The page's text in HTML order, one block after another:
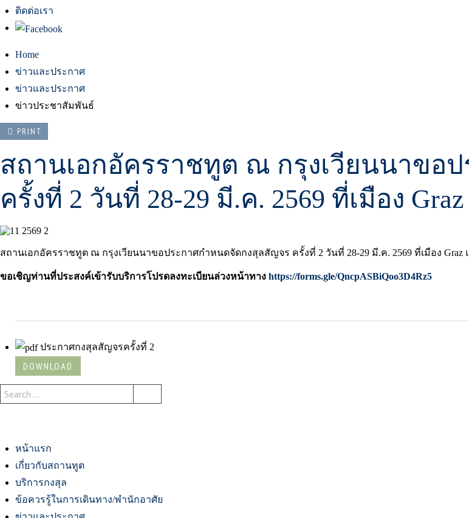
ติดต่อเรา
Home
ข่าวและประกาศ
ข่าวและประกาศ
ข่าวประชาสัมพันธ์
PRINT
สถานเอกอัครราชทูต ณ กรุงเวียนนาขอ
ครั้งที่ 2 วันที่ 28-29 มี.ค. 2569 ที่เมือง
สถานเอกอัครราชทูต ณ กรุงเวียนนาขอประกาศกำหนดจัดกงสุลสัญจร ครั้งที่ 2 วันที่ 28-29 มี.ค. 2569 ที่เมือง Graz
ขอเชิญท่านที่ประสงค์เข้ารับบริการโปรดลงทะเบียนล่วงหน้าทาง https://forms.gle/QncpASBiQoo3D4Rz5
ประกาศกงสุลสัญจรครั้งที่ 2
DOWNLOAD
หน้าแรก
เกี่ยวกับสถานทูต
บริการกงสุล
ข้อควรรู้ในการเดินทาง/พำนักอาศัย